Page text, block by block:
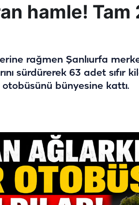
hamle! Tam
rağmen Şanlıurfa
sürdürerek 63 adet sıfır
bünyesine kattı.